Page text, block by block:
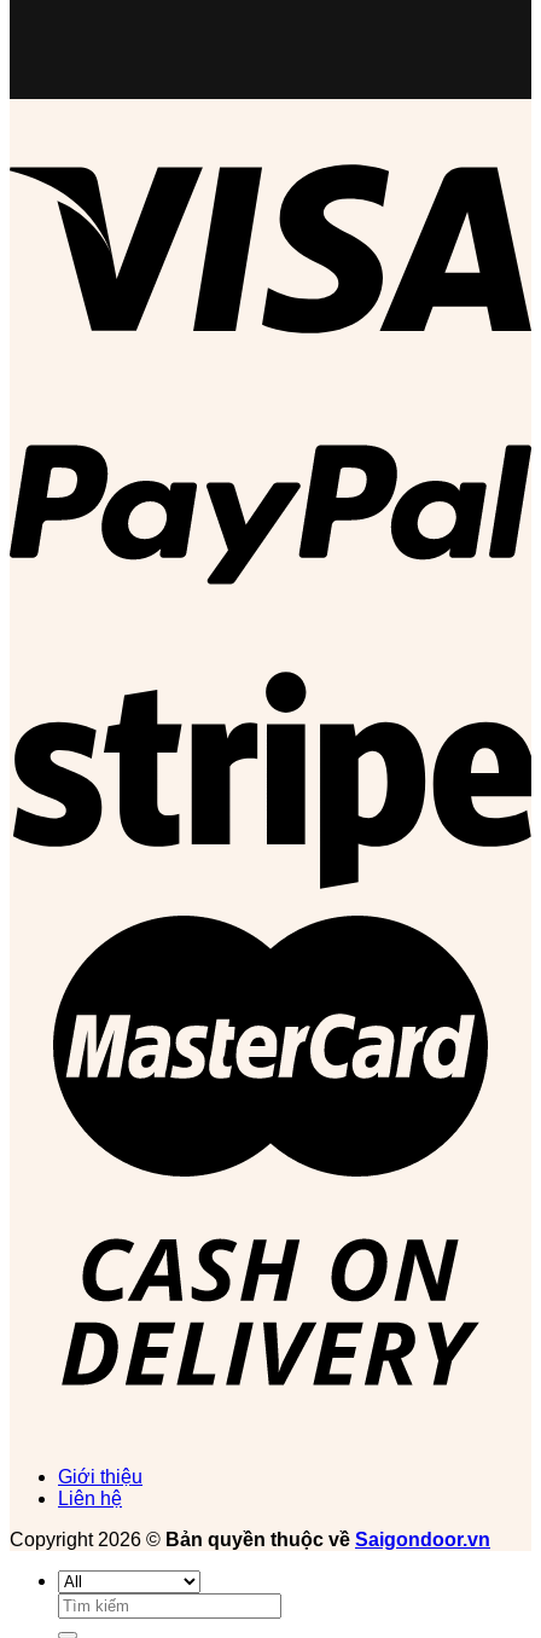
Giới thiệu
Liên hệ
Copyright 2026 © Bản quyền thuộc về Saigondoor.vn
Tìm
kiếm: